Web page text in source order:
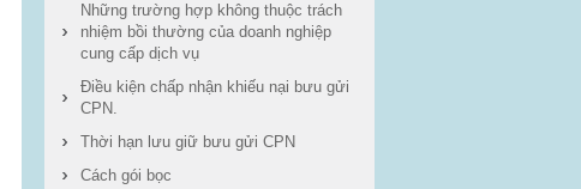
Những trường hợp không thuộc trách
nhiệm bồi thường của doanh nghiệp
cung cấp dịch vụ
Điều kiện chấp nhận khiếu nại bưu gửi
CPN.
Thời hạn lưu giữ bưu gửi CPN
Cách gói bọc